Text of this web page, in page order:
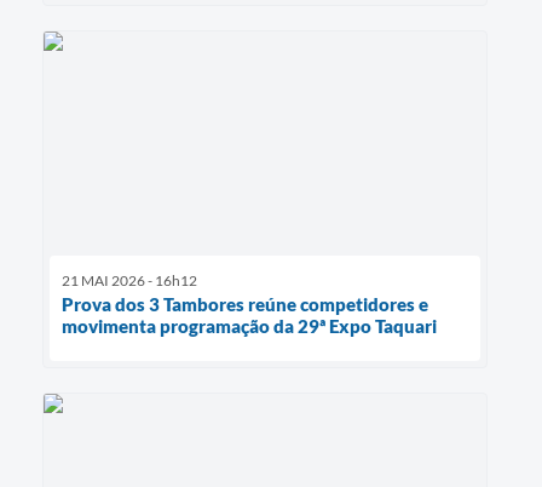
21 MAI 2026 - 16h12
Prova dos 3 Tambores reúne competidores e
movimenta programação da 29ª Expo Taquari